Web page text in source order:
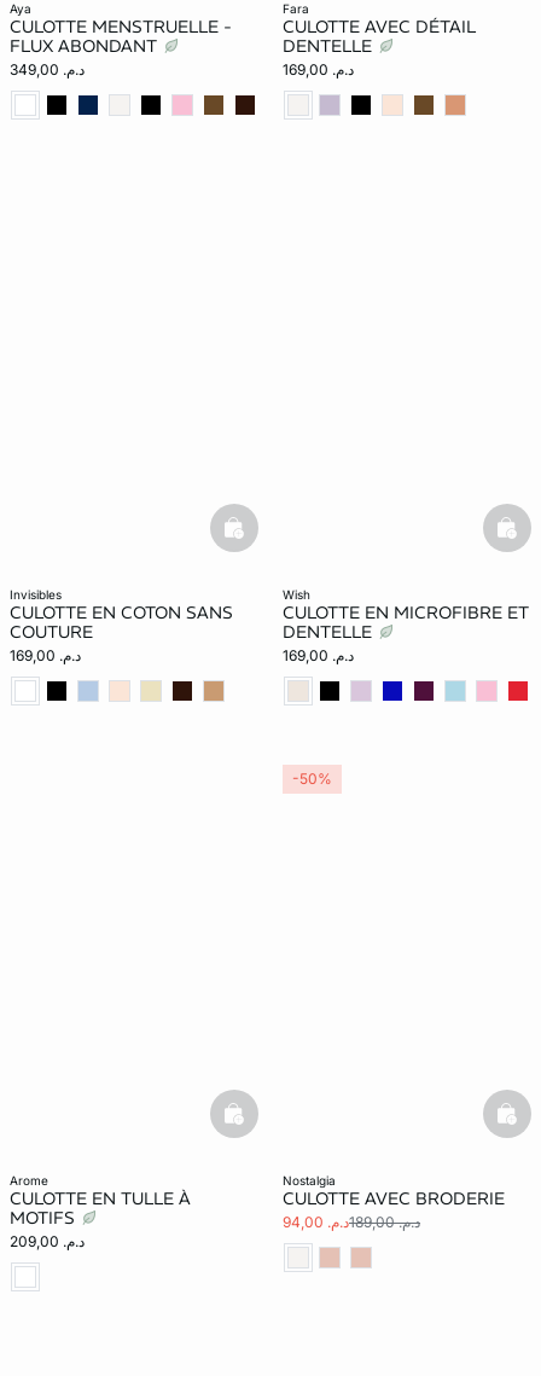
aya
CULOTTE MENSTRUELLE -
FLUX ABONDANT
د.م. 349,00
fara
CULOTTE AVEC DÉTAIL
DENTELLE
د.م. 169,00
invisibles
CULOTTE EN COTON SANS
COUTURE
د.م. 169,00
basketfull
wish
CULOTTE EN MICROFIBRE ET
DENTELLE
د.م. 169,00
arome
CULOTTE EN TULLE À
MOTIFS
د.م. 209,00
basketfull
nostalgia
CULOTTE AVEC BRODERIE
د.م. 94,00 د.م. 189,00
-50%